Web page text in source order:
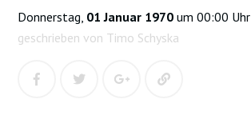
Donnerstag, 01 Januar 1970 um 00:00 Uhr
geschrieben von Timo Schyska